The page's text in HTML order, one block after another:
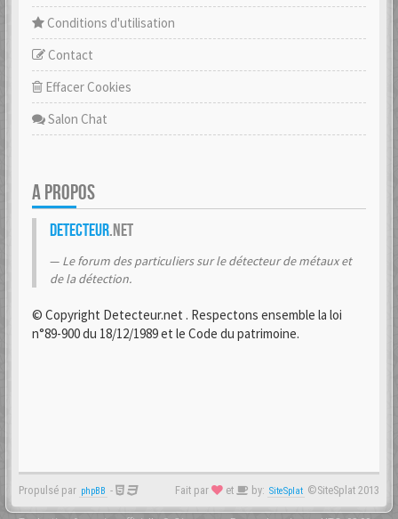
Conditions d'utilisation
Contact
Effacer Cookies
Salon Chat
A PROPOS
Detecteur.net
Le forum des particuliers sur le détecteur de métaux et
de la détection.
© Copyright Detecteur.net . Respectons ensemble la loi
n°89-900 du 18/12/1989 et le Code du patrimoine.
Propulsé par phpBB - Fait par et by: SiteSplat ©SiteSplat 2013